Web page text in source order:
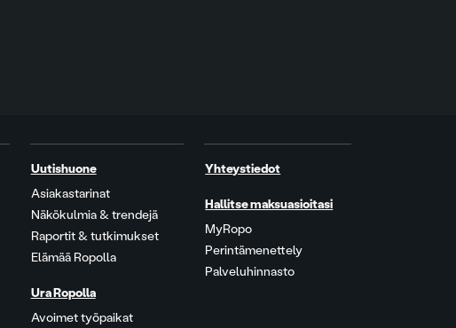
Uutishuone
Asiakastarinat
Näkökulmia & trendejä
Raportit & tutkimukset
Elämää Ropolla
Ura Ropolla
Avoimet työpaikat
Yhteystiedot
Hallitse maksuasioitasi
MyRopo
Perintämenettely
Palveluhinnasto